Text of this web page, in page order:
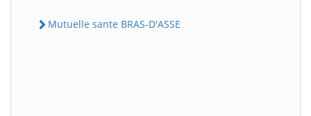
Mutuelle sante BRAS-D'ASSE